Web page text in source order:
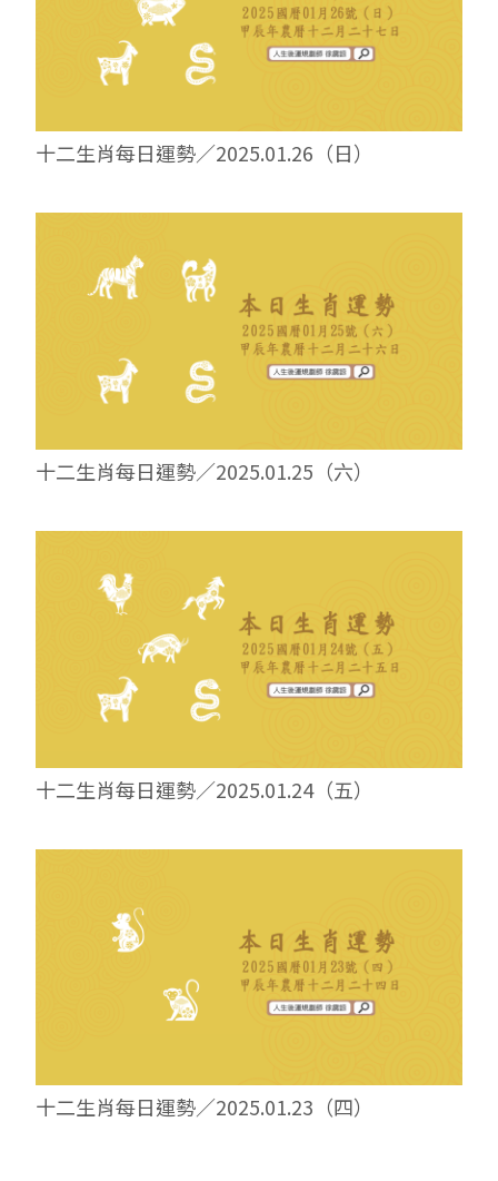
十二生肖每日運勢／2025.01.26（日）
十二生肖每日運勢／2025.01.25（六）
十二生肖每日運勢／2025.01.24（五）
十二生肖每日運勢／2025.01.23（四）